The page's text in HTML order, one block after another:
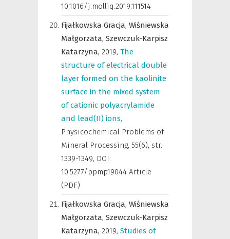
10.1016/j.molliq.2019.111514
Fijałkowska Gracja, Wiśniewska
Małgorzata, Szewczuk-Karpisz
Katarzyna, 2019, The
structure of electrical double
layer formed on the kaolinite
surface in the mixed system
of cationic polyacrylamide
and lead(II) ions,
Physicochemical Problems of
Mineral Processing, 55(6), str.
1339-1349, DOI:
10.5277/ppmp19044 Article
(PDF)
Fijałkowska Gracja, Wiśniewska
Małgorzata, Szewczuk-Karpisz
Katarzyna, 2019, Studies of